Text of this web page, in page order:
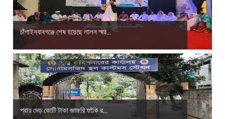
চাঁপাইনবাবগঞ্জে শেষ হয়েছে লালন স্মর...
প্রায় দেড় কোটি টাকা জাফরি ফাঁকি র...